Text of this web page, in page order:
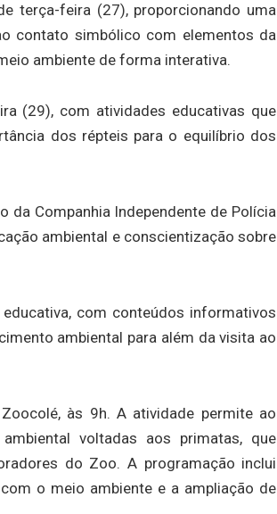
terça-feira (27), proporcionando uma
contato simbólico com elementos da
ambiente de forma interativa.
(29), com atividades educativas que
dos répteis para o equilíbrio dos
da Companhia Independente de Polícia
ambiental e conscientização sobre
com conteúdos informativos
ambiental para além da visita ao
às 9h. A atividade permite ao
voltadas aos primatas, que
do Zoo. A programação inclui
o meio ambiente e a ampliação de